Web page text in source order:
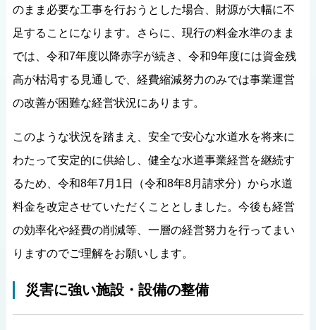
のまま必要な工事を行おうとした場合、財源が大幅に不
足することになります。さらに、現行の料金水準のまま
では、令和7年度以降赤字が続き、令和9年度には資金残
高が枯渇する見通しで、経費縮減努力のみでは事業運営
の改善が困難な経営状況にあります。
このような状況を踏まえ、安全で安心な水道水を将来に
わたって安定的に供給し、健全な水道事業経営を継続す
るため、令和8年7月1日（令和8年8月請求分）から水道
料金を改定させていただくこととしました。今後も経営
の効率化や経費の削減等、一層の経営努力を行ってまい
りますのでご理解をお願いします。
災害に強い施設・設備の整備